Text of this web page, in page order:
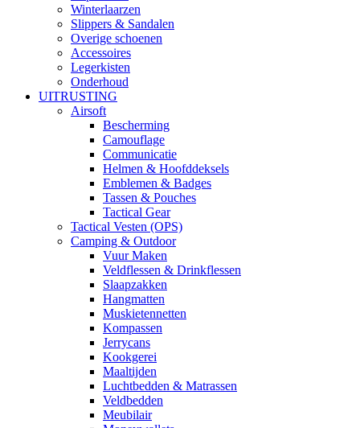
Winterlaarzen
Slippers & Sandalen
Overige schoenen
Accessoires
Legerkisten
Onderhoud
UITRUSTING
Airsoft
Bescherming
Camouflage
Communicatie
Helmen & Hoofddeksels
Emblemen & Badges
Tassen & Pouches
Tactical Gear
Tactical Vesten (OPS)
Camping & Outdoor
Vuur Maken
Veldflessen & Drinkflessen
Slaapzakken
Hangmatten
Muskietennetten
Kompassen
Jerrycans
Kookgerei
Maaltijden
Luchtbedden & Matrassen
Veldbedden
Meubilair